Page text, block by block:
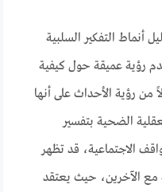
أنماط التفكير السلبية
رؤية عميقة حول كيفية
من رؤية الأحداث على أنها
الضحية بتفسير
الاجتماعية، قد تظهر
مع الآخرين، حيث يعتقد